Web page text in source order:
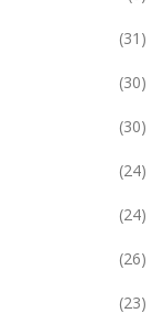
(31)
(30)
(30)
(24)
(24)
(26)
(23)